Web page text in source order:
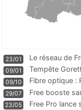
23/01
Le réseau de
m
09/01
Tempête
09/10
Fibre optique :
pass
29/07
Free booste
23/05 Free Pro lance